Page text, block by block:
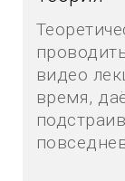
видео
время,